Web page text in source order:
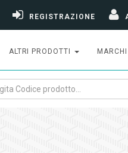
REGISTRAZIONE
ALTRI PRODOTTI MARCHI